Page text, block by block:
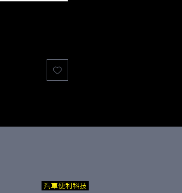
汽車便利科技